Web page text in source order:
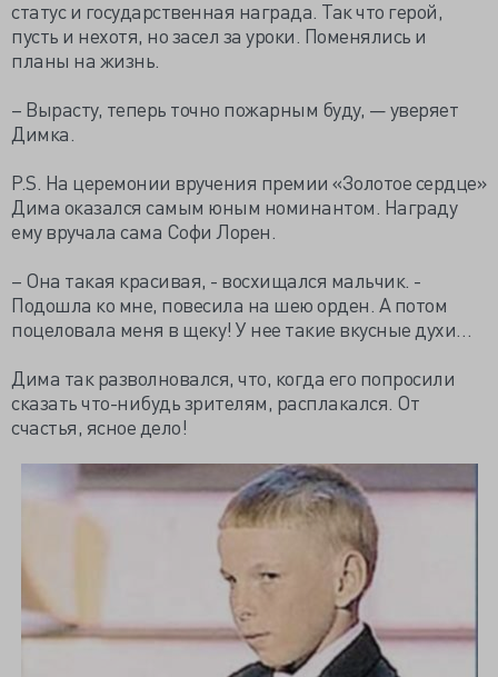
статус и государственная награда. Так что герой,
пусть и нехотя, но засел за уроки. Поменялись и
планы на жизнь.
– Вырасту, теперь точно пожарным буду, — уверяет
Димка.
P.S. На церемонии вручения премии «Золотое сердце»
Дима оказался самым юным номинантом. Награду
ему вручала сама Софи Лорен.
– Она такая красивая, - восхищался мальчик. -
Подошла ко мне, повесила на шею орден. А потом
поцеловала меня в щеку! У нее такие вкусные духи…
Дима так разволновался, что, когда его попросили
сказать что-нибудь зрителям, расплакался. От
счастья, ясное дело!